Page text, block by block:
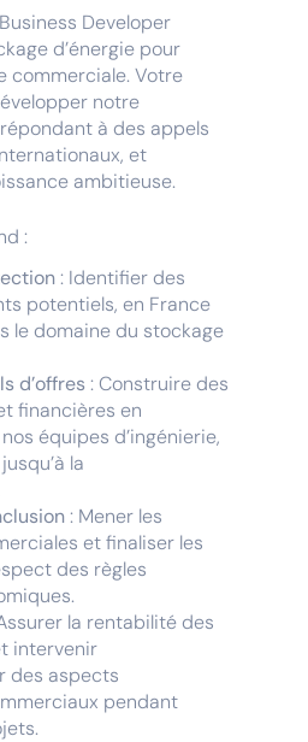
Developer
d’énergie pour
commerciale. Votre
notre
à des appels
et
ambitieuse.
:
: Identifier des
potentiels, en France
le domaine du stockage
d’offres : Construire des
financières en
équipes d’ingénierie,
la
: Mener les
et finaliser les
des règles
la rentabilité des
intervenir
des aspects
pendant